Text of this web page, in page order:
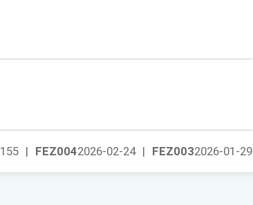
FEZ0032026-01-29
FEZ0042026-02-24 |
155 |